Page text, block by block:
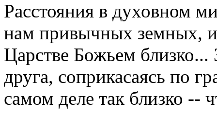
Расстояния в духовном
нам привычных земных, и
Царстве Божьем близко...
друга, соприкасаясь по
самом деле так близко --